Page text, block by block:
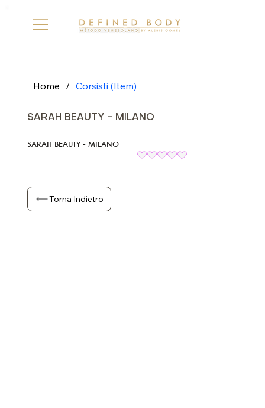
Home / Corsisti (Item)
SARAH BEAUTY - MILANO
SARAH BEAUTY - MILANO
Torna Indietro